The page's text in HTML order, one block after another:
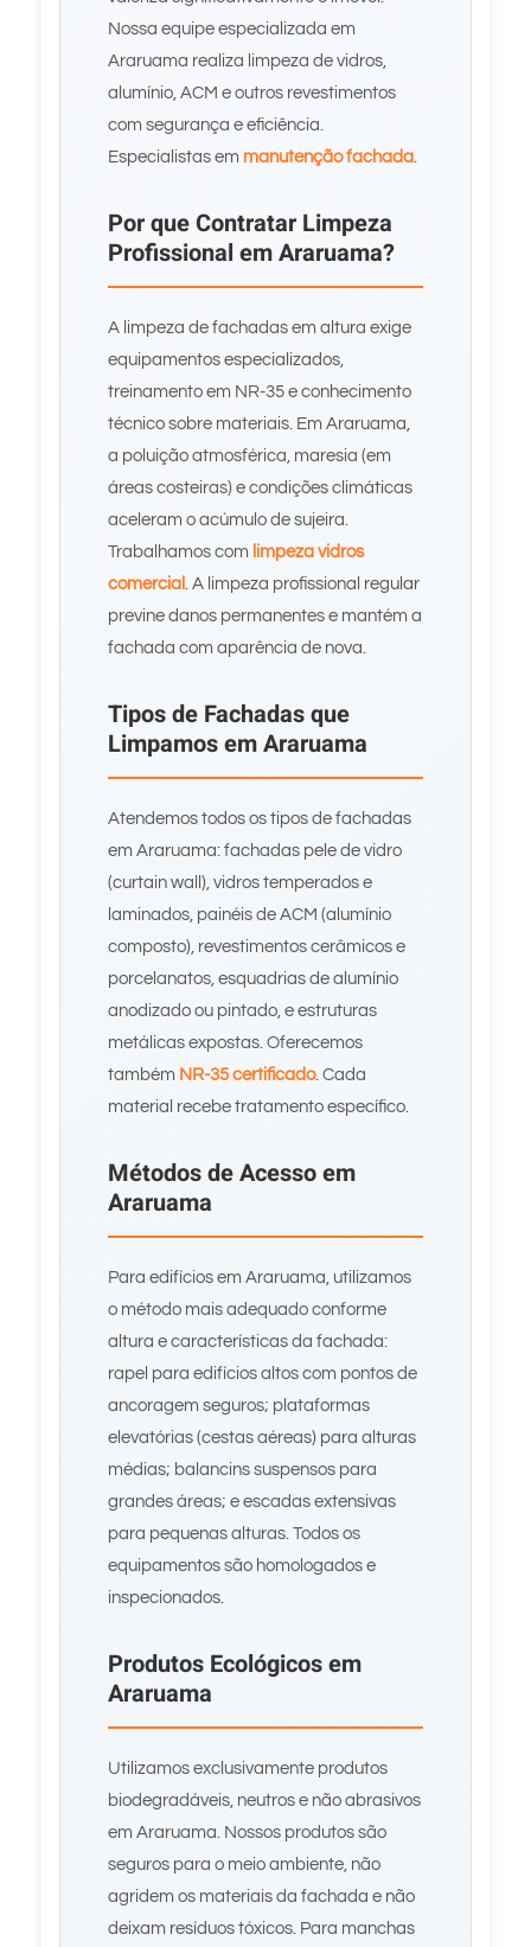
Nossa equipe especializada em
Araruama realiza limpeza de vidros,
alumínio, ACM e outros revestimentos
com segurança e eficiência.
Especialistas em manutenção fachada.
Por que Contratar Limpeza
Profissional em Araruama?
A limpeza de fachadas em altura exige
equipamentos especializados,
treinamento em NR-35 e conhecimento
técnico sobre materiais. Em Araruama,
a poluição atmosférica, maresia (em
áreas costeiras) e condições climáticas
aceleram o acúmulo de sujeira.
Trabalhamos com limpeza vidros
comercial . A limpeza profissional regular
previne danos permanentes e mantém a
fachada com aparência de nova.
Tipos de Fachadas que
Limpamos em Araruama
Atendemos todos os tipos de fachadas
em Araruama: fachadas pele de vidro
(curtain wall), vidros temperados e
laminados, painéis de ACM (alumínio
composto), revestimentos cerâmicos e
porcelanatos, esquadrias de alumínio
anodizado ou pintado, e estruturas
metálicas expostas. Oferecemos
também NR-35 certificado. Cada
material recebe tratamento específico.
Métodos de Acesso em
Araruama
Para edifícios em Araruama, utilizamos
o método mais adequado conforme
altura e características da fachada:
rapel para edifícios altos com pontos de
ancoragem seguros; plataformas
elevatórias (cestas aéreas) para alturas
médias; balancins suspensos para
grandes áreas; e escadas extensivas
para pequenas alturas. Todos os
equipamentos são homologados e
inspecionados.
Produtos Ecológicos em
Araruama
Utilizamos exclusivamente produtos
biodegradáveis, neutros e não abrasivos
em Araruama. Nossos produtos são
seguros para o meio ambiente, não
agridem os materiais da fachada e não
deixam resíduos tóxicos. Para manchas